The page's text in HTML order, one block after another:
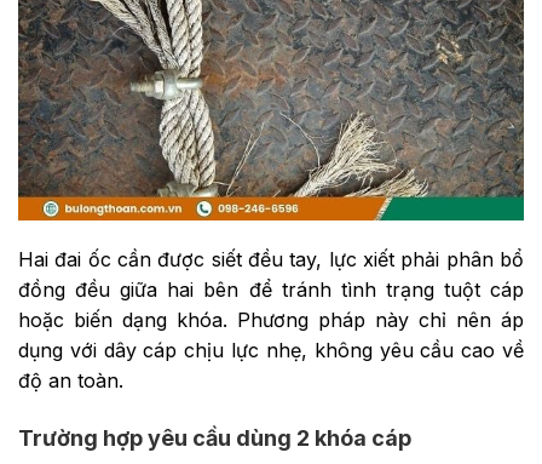
Hai đai ốc cần được siết đều tay, lực xiết phải phân bổ
đồng đều giữa hai bên để tránh tình trạng tuột cáp
hoặc biến dạng khóa. Phương pháp này chỉ nên áp
dụng với dây cáp chịu lực nhẹ, không yêu cầu cao về
độ an toàn.
Trường hợp yêu cầu dùng 2 khóa cáp